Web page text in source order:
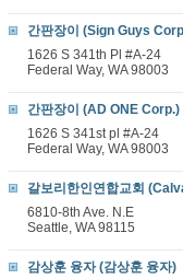
간판장이 (Sign Guys
1626 S 341th Pl #A-24
Federal Way, WA 98003
간판장이 (AD ONE Corp.)
1626 S 341st pl #A-24
Federal Way, WA 98003
갈보리한인연합교회
6810-8th Ave. N.E
Seattle, WA 98115
감상훈 융자 (감상훈 융자)